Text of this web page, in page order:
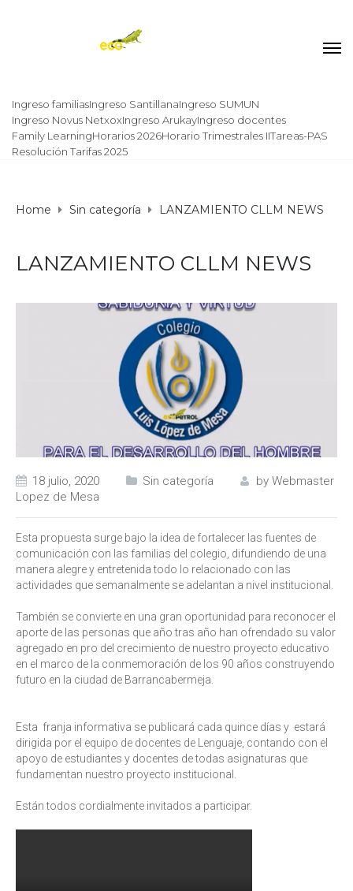
Ingreso familiasIngreso SantillanaIngreso SUMUN
Ingreso Novus NetxoxIngreso ArukayIngreso docentes
Family LearningHorarios 2026Horario Trimestrales IITareas-PAS
Resolución Tarifas 2025
Home Sin categoría LANZAMIENTO CLLM NEWS
LANZAMIENTO CLLM NEWS
18 julio, 2020 Sin categoría by Webmaster
Lopez de Mesa
Esta propuesta surge bajo la idea de fortalecer las fuentes de
comunicación con las familias del colegio, difundiendo de una
manera alegre y entretenida todo lo relacionado con las
actividades que semanalmente se adelantan a nivel institucional.
También se convierte en una gran oportunidad para reconocer el
aporte de las personas que año tras año han ofrendado su valor
agregado en pro del crecimiento de nuestro proyecto educativo
en el marco de la conmemoración de los 90 años construyendo
futuro en la ciudad de Barrancabermeja.
Esta franja informativa se publicará cada quince días y estará
dirigida por el equipo de docentes de Lenguaje, contando con el
apoyo de estudiantes y docentes de todas asignaturas que
fundamentan nuestro proyecto institucional.
Están todos cordialmente invitados a participar.